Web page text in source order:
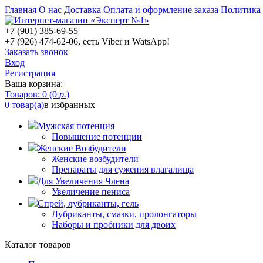
Главная О нас Доставка Оплата и оформление заказа Политика
+7 (901) 385-69-55
+7 (926) 474-62-06, есть Viber и WatsApp!
Заказать звонок
Вход
Регистрация
Ваша корзина:
Товаров: 0 (0 р.)
0 товар(а)в избранных
Мужская потенция
Повышение потенции
Женские Возбудители
Женские возбудители
Препараты для сужения влагалища
Для Увеличения Члена
Увеличение пениса
Спрей, лубриканты, гель
Лубриканты, смазки, пролонгаторы
Наборы и пробники для двоих
Каталог товаров